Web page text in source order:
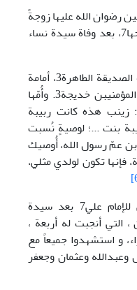
رضوان الله عليها زوجةً
للإمام عليٍّ7؛ لتكون أول امرأة يتزوّجها7، بعد وفاة سيدة نساء
ولكنه7 في قولٍ قد تزوّج، بعد وفاة الصديقة الطاهرة3، أمامة
بنت أبي العاص؛ وهو ابن أخت أُمّ المؤمنيبن خديجة3. وأُمّها
وفي قولٍ: زينب هذه كانت ربيبة
بنت ...؛ لوصيةٍ نُسبت
حين قالت للإمام علي7: «يا بن عمّ رسول الله، أُوصيك
فإنها تكون لولدي مثلي،
وبالتالي فأُمامة تُعدُّ الزوجة الأولى للإمام علي7 بعد سيدة
، التي أنجبت له أربعة ،
و استشهدوا جميعاً مع
وهم العباس وعبدالله وعثمان وجعفر